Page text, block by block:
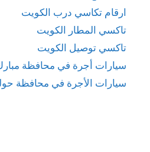
ارقام تكاسي درب الكويت
تاكسي المطار الكويت
تاكسي توصيل الكويت
سيارات أجرة في محافظة مبارك
سيارات الأجرة في محافظة